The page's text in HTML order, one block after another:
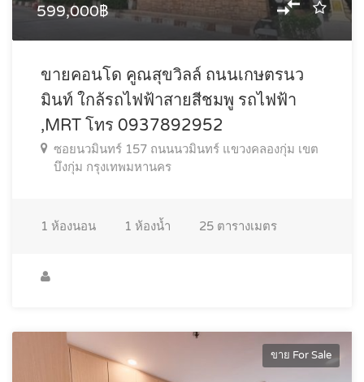
599,000฿
ขายคอนโด คูณสุขวิลล์ ถนนเกษตรนว
มินท์ ใกล้รถไฟฟ้าสายสีชมพู รถไฟฟ้า
,MRT โทร 0937892952
ซอยนวมินทร์ 157 ถนนนวมินทร์ แขวงคลองกุ่ม เขต
บึงกุ่ม กรุงเทพมหานคร
1 ห้องนอน 1 ห้องน้ำ 25 ตารางเมตร
ขาย For Sale